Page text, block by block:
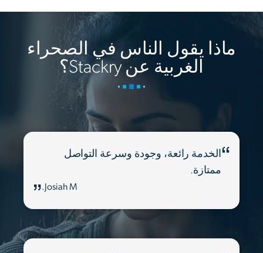
ماذا يقول الناس في الصحراء
الغربية عن Stackry؟
الخدمة رائعة، وجودة وسرعة التواصل
ممتازة.
Josiah M.